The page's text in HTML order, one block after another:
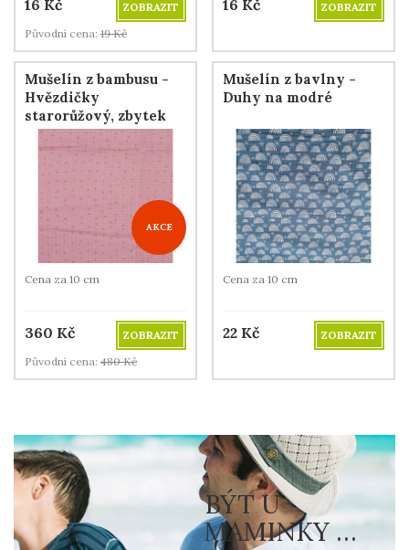
16 Kč
ZOBRAZIT
Původní cena: 19 Kč
16 Kč ZOBRAZIT
Mušelín z bambusu -
Hvězdičky
starorůžový, zbytek
120 cm
AKCE
Cena za 10 cm
360 Kč
ZOBRAZIT
Původní cena: 480 Kč
Mušelín z bavlny -
Duhy na modré
Cena za 10 cm
22 Kč ZOBRAZIT
BÝT U
MAMINKY …